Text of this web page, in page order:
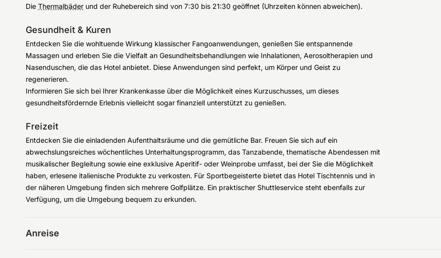
Die Thermalbäder und der Ruhebereich sind von 7:30 bis 21:30 geöffnet (Uhrzeiten können abweichen).
Gesundheit & Kuren
Entdecken Sie die wohltuende Wirkung klassischer Fangoanwendungen, genießen Sie entspannende
Massagen und erleben Sie die Vielfalt an Gesundheitsbehandlungen wie Inhalationen, Aerosoltherapien und
Nasenduschen, die das Hotel anbietet. Diese Anwendungen sind perfekt, um Körper und Geist zu
regenerieren.
Informieren Sie sich bei Ihrer Krankenkasse über die Möglichkeit eines Kurzuschusses, um dieses
gesundheitsfördernde Erlebnis vielleicht sogar finanziell unterstützt zu genießen.
Freizeit
Entdecken Sie die einladenden Aufenthaltsräume und die gemütliche Bar. Freuen Sie sich auf ein
abwechslungsreiches wöchentliches Unterhaltungsprogramm, das Tanzabende, thematische Abendessen mit
musikalischer Begleitung sowie eine exklusive Aperitif- oder Weinprobe umfasst, bei der Sie die Möglichkeit
haben, erlesene italienische Produkte zu verkosten. Für Sportbegeisterte bietet das Hotel Tischtennis und in
der näheren Umgebung finden sich mehrere Golfplätze. Ein praktischer Shuttleservice steht ebenfalls zur
Verfügung, um die Umgebung bequem zu erkunden.
Anreise